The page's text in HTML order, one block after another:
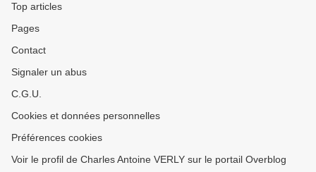
Top articles
Pages
Contact
Signaler un abus
C.G.U.
Cookies et données personnelles
Préférences cookies
Voir le profil de Charles Antoine VERLY sur le portail Overblog